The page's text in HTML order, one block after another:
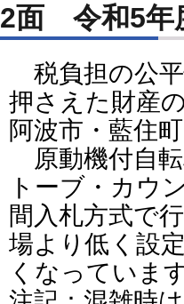
2面 令和5年
税負担の公
押さえた財産
阿波市・藍住
原動機付自
トーブ・カウ
間入札方式で
場より低く設
くなっています